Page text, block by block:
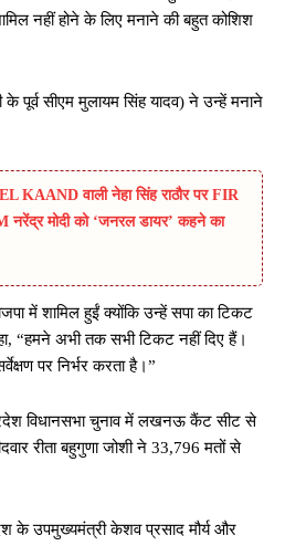
नहीं होने के लिए मनाने की बहुत कोशिश
पूर्व सीएम मुलायम सिंह यादव) ने उन्हें मनाने
KAAND वाली नेहा सिंह राठौर पर FIR
नरेंद्र मोदी को ‘जनरल डायर’ कहने का
में शामिल हुईं क्योंकि उन्हें सपा का टिकट
“हमने अभी तक सभी टिकट नहीं दिए हैं।
पर निर्भर करता है।”
विधानसभा चुनाव में लखनऊ कैंट सीट से
रीता बहुगुणा जोशी ने 33,796 मतों से
के उपमुख्यमंत्री केशव प्रसाद मौर्य और